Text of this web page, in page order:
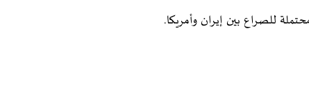
للصراع بين إيران وأمريكا.